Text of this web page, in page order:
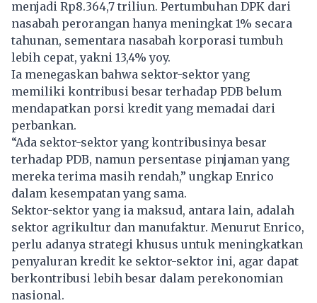
menjadi Rp8.364,7 triliun. Pertumbuhan DPK dari
nasabah perorangan hanya meningkat 1% secara
tahunan, sementara nasabah korporasi tumbuh
lebih cepat, yakni 13,4% yoy.
Ia menegaskan bahwa sektor-sektor yang
memiliki kontribusi besar terhadap PDB belum
mendapatkan porsi kredit yang memadai dari
perbankan.
“Ada sektor-sektor yang kontribusinya besar
terhadap PDB, namun persentase pinjaman yang
mereka terima masih rendah,” ungkap Enrico
dalam kesempatan yang sama.
Sektor-sektor yang ia maksud, antara lain, adalah
sektor agrikultur dan manufaktur. Menurut Enrico,
perlu adanya strategi khusus untuk meningkatkan
penyaluran kredit ke sektor-sektor ini, agar dapat
berkontribusi lebih besar dalam perekonomian
nasional.